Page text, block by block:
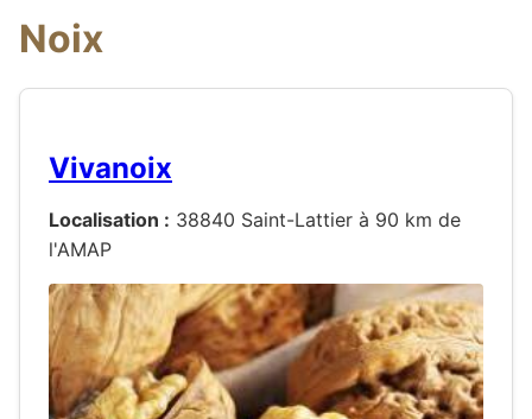
Noix
Vivanoix
Localisation : 38840 Saint-Lattier à 90 km de
l'AMAP